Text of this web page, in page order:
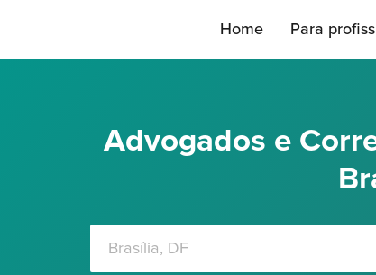
Home Para
Advogados e